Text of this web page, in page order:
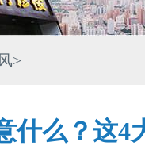
>
什么？这4